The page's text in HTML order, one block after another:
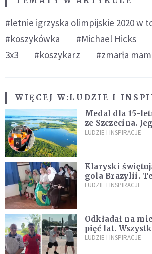
#letnie igrzyska olimpijskie 2020 w
#koszykówka
#Michael Hicks
3x3
#koszykarz #zmarła
WIĘCEJ W:LUDZIE I
Medal dla 15-
ze Szczecina.
ocaliła ludzkie
LUDZIE I INSPIRACJE
Klaryski
gola Brazylii.
zakonnicami
LUDZIE I INSPIRACJE
Odkładał na
pięć lat.
spełnić
LUDZIE I INSPIRACJE